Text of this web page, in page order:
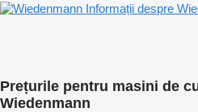
Informații despre
Prețurile pentru masini de
Wiedenmann